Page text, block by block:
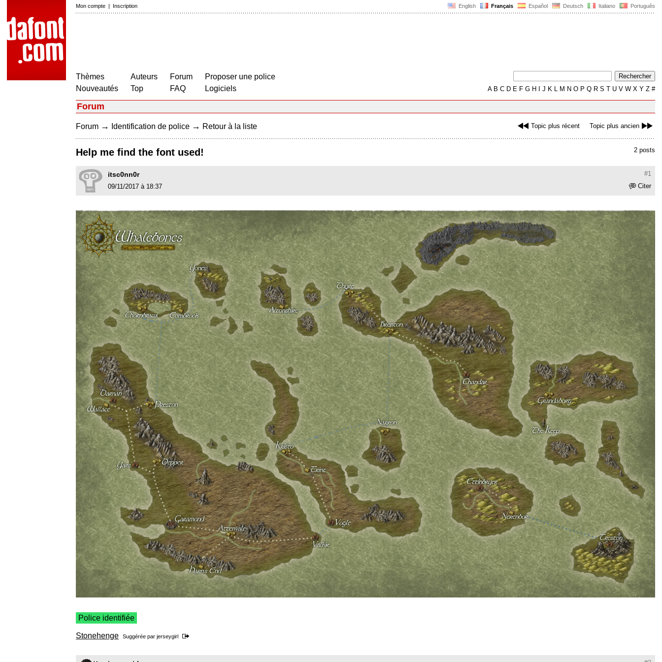
English Français Español Deutsch Italiano Português
Mon compte | Inscription
Thèmes
Nouveautés
Auteurs
Top
Forum
FAQ
Proposer une police
Logiciels
AB C D E F G H J K L M N O P Q R S T U V W X Y Z #
Forum
Topic plus récent Topic plus ancien
Forum → Identification de police → Retour à la liste
2 posts
Help me find the font used!
#1
itsc0nn0r
Citer
09/11/2017 à 18:37
Police identifiée
Stonehenge Suggérée par jerseygirl